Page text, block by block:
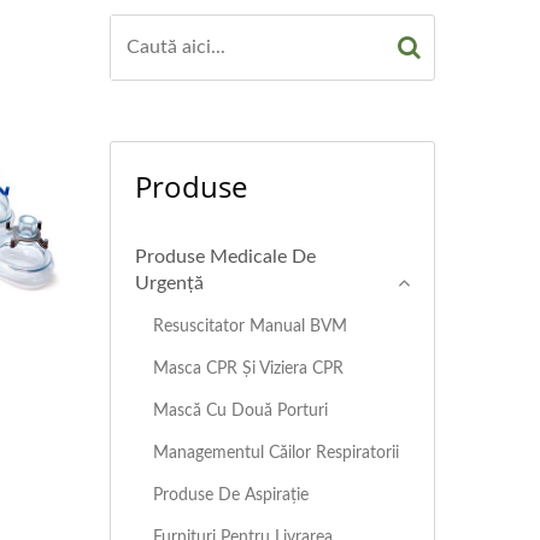
Produse
Produse Medicale De
Urgență
Resuscitator Manual BVM
Masca CPR Și Viziera CPR
Mască Cu Două Porturi
Managementul Căilor Respiratorii
Produse De Aspirație